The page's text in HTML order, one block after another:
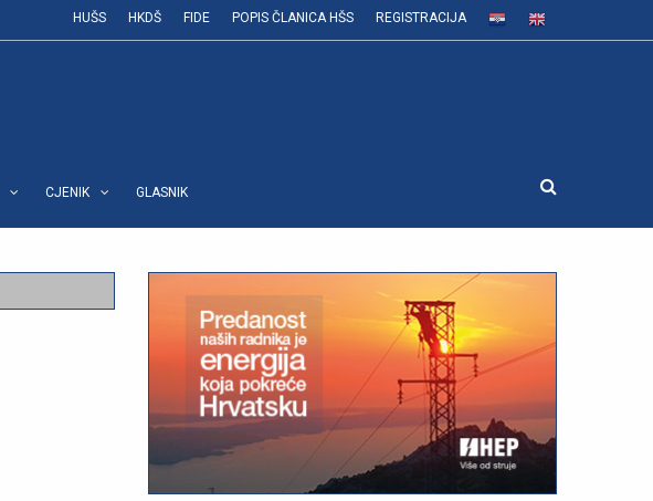
HUŠS HKDŠ FIDE POPIS ČLANICA HŠS REGISTRACIJA
CJENIK GLASNIK